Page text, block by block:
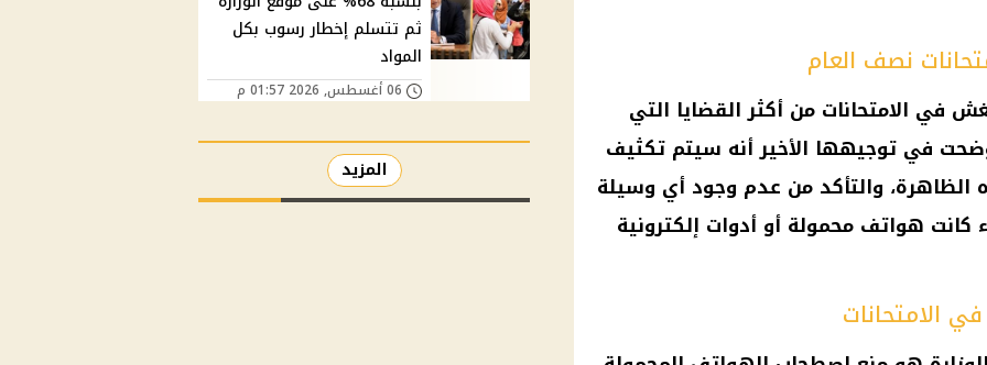
نصف العام
في الامتحانات من أكثر القضايا التي
في توجيهها الأخير أنه سيتم تكثيف
الظاهرة، والتأكد من عدم وجود أي وسيلة
هواتف محمولة أو أدوات إلكترونية
الامتحانات
ثم تتسلم إخطار رسوب بكل
المواد
06 أغسطس, 2026 01:57 م
المزيد